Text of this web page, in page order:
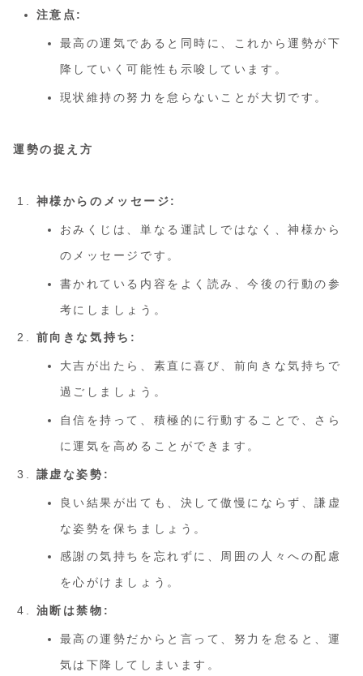
注意点:
最高の運気であると同時に、これから運勢が下
降していく可能性も示唆しています。
現状維持の努力を怠らないことが大切です。
運勢の捉え方
神様からのメッセージ:
おみくじは、単なる運試しではなく、神様から
のメッセージです。
書かれている内容をよく読み、今後の行動の参
考にしましょう。
前向きな気持ち:
大吉が出たら、素直に喜び、前向きな気持ちで
過ごしましょう。
自信を持って、積極的に行動することで、さら
に運気を高めることができます。
謙虚な姿勢:
良い結果が出ても、決して傲慢にならず、謙虚
な姿勢を保ちましょう。
感謝の気持ちを忘れずに、周囲の人々への配慮
を心がけましょう。
油断は禁物:
最高の運勢だからと言って、努力を怠ると、運
気は下降してしまいます。